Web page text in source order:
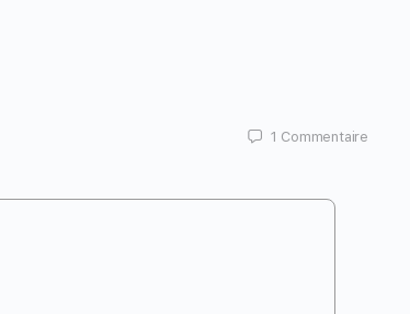
1 Commentaire